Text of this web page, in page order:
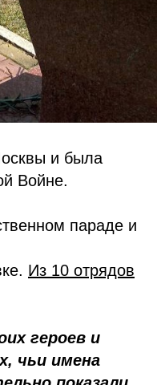
и была
Войне.
параде и
Из 10 отрядов
героев и
чьи имена